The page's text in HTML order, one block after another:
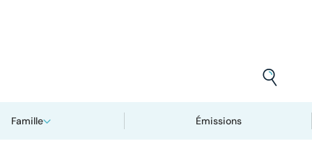
Famille Émissions